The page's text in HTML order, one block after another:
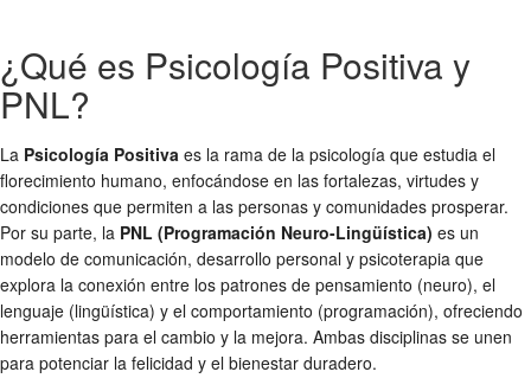
¿Qué es Psicología Positiva y
PNL?
La Psicología Positiva es la rama de la psicología que estudia el
florecimiento humano, enfocándose en las fortalezas, virtudes y
condiciones que permiten a las personas y comunidades prosperar.
Por su parte, la PNL (Programación Neuro-Lingüística) es un
modelo de comunicación, desarrollo personal y psicoterapia que
explora la conexión entre los patrones de pensamiento (neuro), el
lenguaje (lingüística) y el comportamiento (programación), ofreciendo
herramientas para el cambio y la mejora. Ambas disciplinas se unen
para potenciar la felicidad y el bienestar duradero.